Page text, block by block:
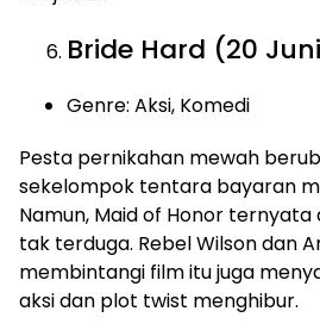
Bride Hard (20
Genre: Aksi, Komedi
Pesta pernikahan mewah
sekelompok tentara bayaran
Namun, Maid of Honor
tak terduga. Rebel Wilson dan
membintangi film itu juga
aksi dan plot twist menghibur.